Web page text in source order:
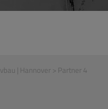
| Hannover > Partner 4